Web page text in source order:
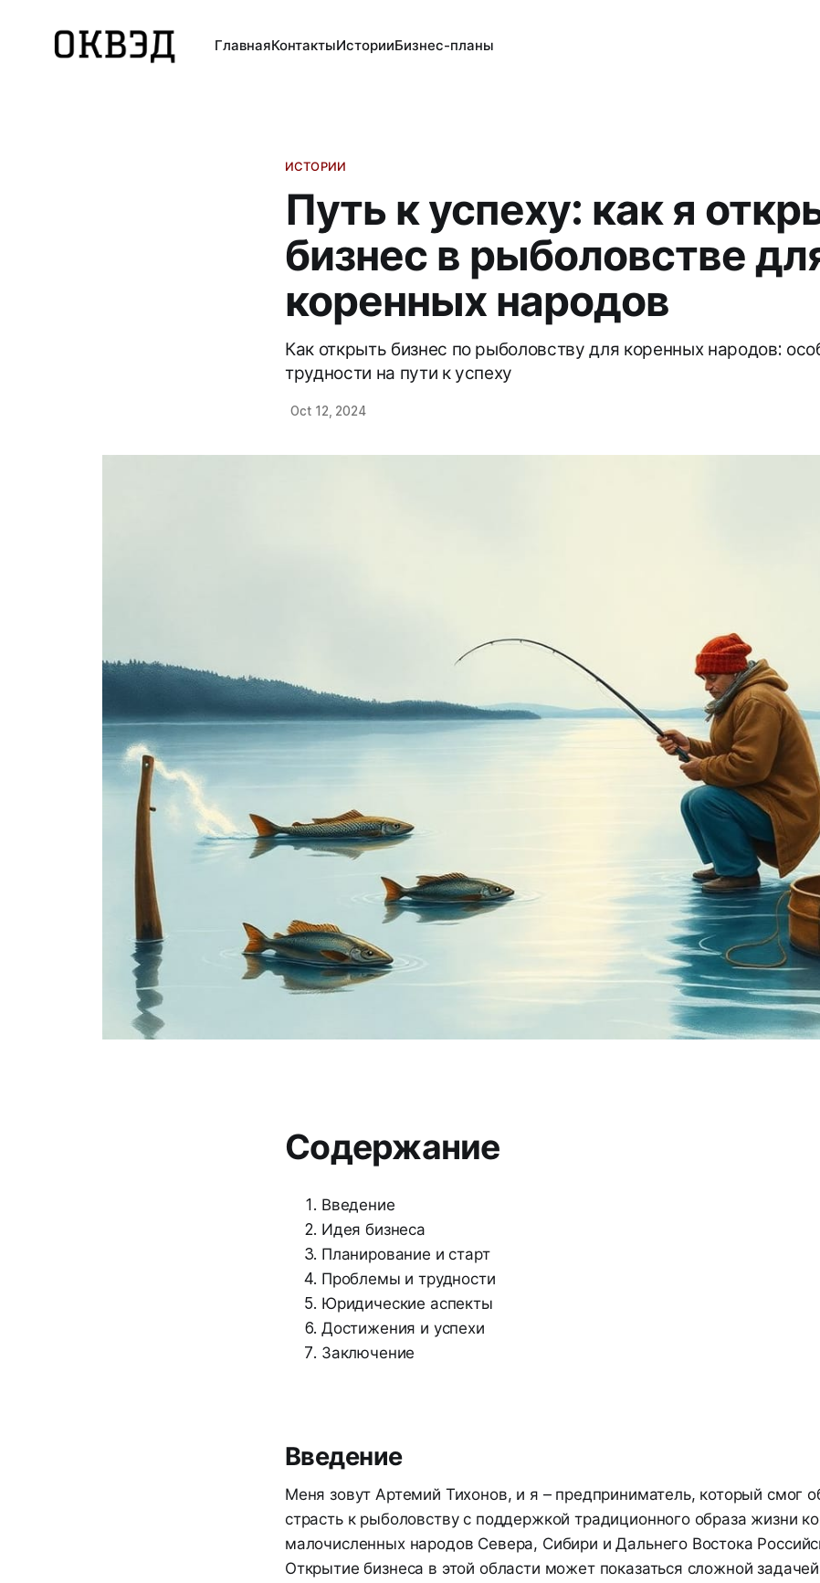
ГлавнаяКонтактыИсторииБизнес-планы
ИСТОРИИ
Путь к успеху: как я
бизнес в рыболовстве
коренных народов
Как открыть бизнес по рыболовству для коренных народов:
трудности на пути к успеху
Oct 12, 2024
Содержание
Введение
Идея бизнеса
Планирование и старт
Проблемы и трудности
Юридические аспекты
Достижения и успехи
Заключение
Введение
Меня зовут Артемий Тихонов, и я – предприниматель, который смог
страсть к рыболовству с поддержкой традиционного образа жизни
малочисленных народов Севера, Сибири и Дальнего Востока
Открытие бизнеса в этой области может показаться сложной